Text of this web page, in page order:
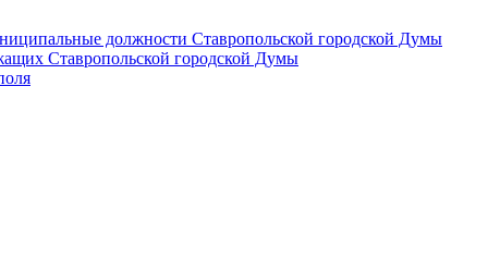
должности Ставропольской городской Думы
Ставропольской городской Думы